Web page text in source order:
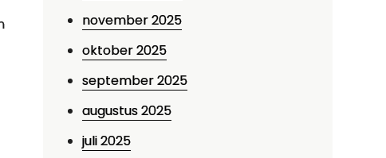
november 2025
oktober 2025
september 2025
augustus 2025
juli 2025